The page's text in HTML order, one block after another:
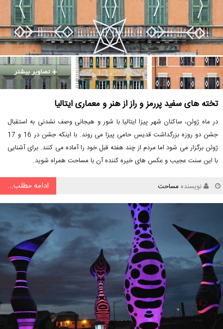
تخته ­های سفید پررمز و راز از هنر و معماری ایتالیا
در ماه ژوئن، ساکنان شهر پیزا ایتالیا با شور و هیجانی وصف نشدنی به استقبال
جشن دو روزه بزرگداشت قدیس حامی پیزا می روند. با اینکه جشن در 16 و 17
ژوئن برگزار می شود اما مردم از چند هفته قبل خود را آماده می کنند. برای آشنایی
با این سنت عجیب و عکس های خیره کننده آن با مساحت همراه شوید.
نویسنده مساحت ادامه مطلب...